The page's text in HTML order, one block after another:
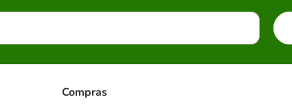
Compras